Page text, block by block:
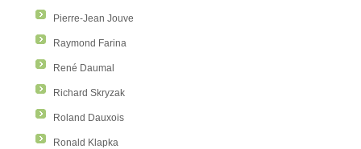
Pierre-Jean Jouve
Raymond Farina
René Daumal
Richard Skryzak
Roland Dauxois
Ronald Klapka